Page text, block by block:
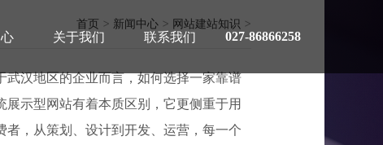
027-86866258
关于我们 联系我们
首页 > 新闻中心 > 网站建站知识 >
汉地区的企业而言，如何选择一家靠谱
示型网站有着本质区别，它更侧重于用
，从策划、设计到开发、运营，每一个